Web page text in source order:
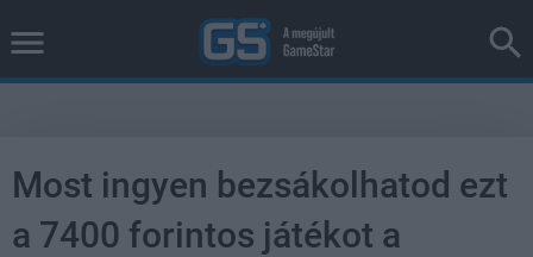
Most ingyen bezsákolhatod ezt
a 7400 forintos játékot a